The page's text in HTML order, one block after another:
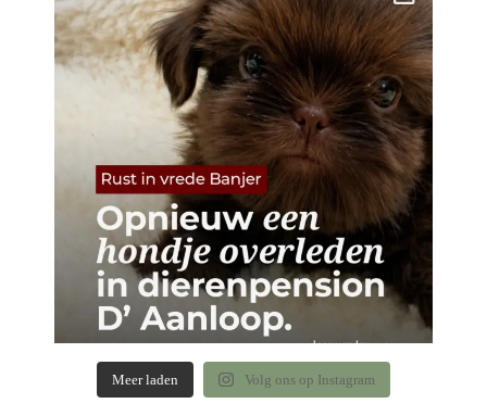
Meer laden Volg ons op Instagram